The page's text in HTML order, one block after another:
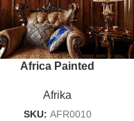
Africa Painted
Afrika
SKU: AFR0010